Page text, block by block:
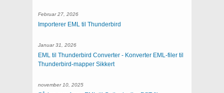
Februar 27, 2026
Importerer EML til Thunderbird
Januar 31, 2026
EML til Thunderbird Converter - Konverter EML-filer til
Thunderbird-mapper Sikkert
november 10, 2025